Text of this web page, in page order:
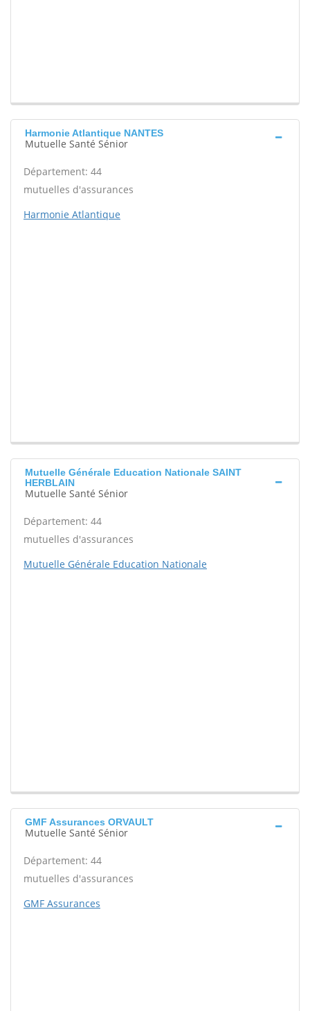
Harmonie Atlantique NANTES
Mutuelle Santé Sénior
Département: 44
mutuelles d'assurances
Harmonie Atlantique
Mutuelle Générale Education Nationale SAINT
HERBLAIN
Mutuelle Santé Sénior
Département: 44
mutuelles d'assurances
Mutuelle Générale Education Nationale
GMF Assurances ORVAULT
Mutuelle Santé Sénior
Département: 44
mutuelles d'assurances
GMF Assurances